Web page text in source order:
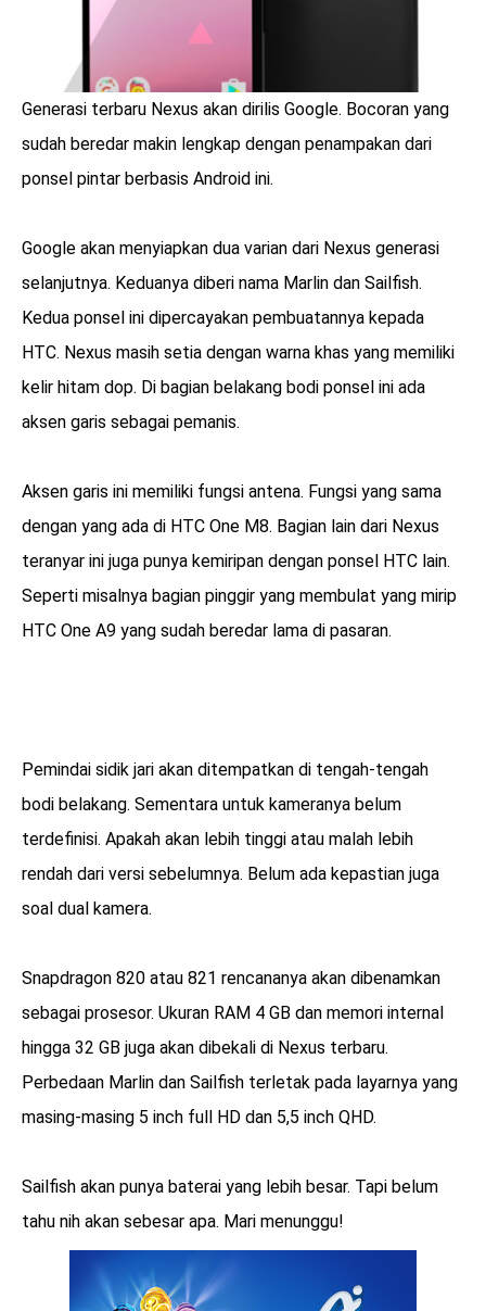
benefit
menarik
Generasi terbaru Nexus akan dirilis Google. Bocoran yang
sudah beredar makin lengkap dengan penampakan dari
ponsel pintar berbasis Android ini.
Google akan menyiapkan dua varian dari Nexus generasi
selanjutnya. Keduanya diberi nama Marlin dan Sailfish.
Kedua ponsel ini dipercayakan pembuatannya kepada
HTC. Nexus masih setia dengan warna khas yang memiliki
kelir hitam dop. Di bagian belakang bodi ponsel ini ada
aksen garis sebagai pemanis.
Aksen garis ini memiliki fungsi antena. Fungsi yang sama
dengan yang ada di HTC One M8. Bagian lain dari Nexus
teranyar ini juga punya kemiripan dengan ponsel HTC lain.
Seperti misalnya bagian pinggir yang membulat yang mirip
HTC One A9 yang sudah beredar lama di pasaran.
Pemindai sidik jari akan ditempatkan di tengah-tengah
bodi belakang. Sementara untuk kameranya belum
terdefinisi. Apakah akan lebih tinggi atau malah lebih
rendah dari versi sebelumnya. Belum ada kepastian juga
soal dual kamera.
Snapdragon 820 atau 821 rencananya akan dibenamkan
sebagai prosesor. Ukuran RAM 4 GB dan memori internal
hingga 32 GB juga akan dibekali di Nexus terbaru.
Perbedaan Marlin dan Sailfish terletak pada layarnya yang
masing-masing 5 inch full HD dan 5,5 inch QHD.
Sailfish akan punya baterai yang lebih besar. Tapi belum
tahu nih akan sebesar apa. Mari menunggu!